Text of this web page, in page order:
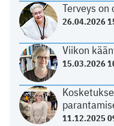
Terveys
26.04.2026
Viikon
15.03.2026
11.12.2025